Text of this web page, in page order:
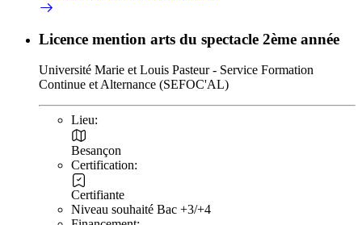
Licence mention arts du spectacle 2ème année
Université Marie et Louis Pasteur - Service Formation
Continue et Alternance (SEFOC'AL)
Lieu:
Besançon
Certification:
Certifiante
Niveau souhaité Bac +3/+4